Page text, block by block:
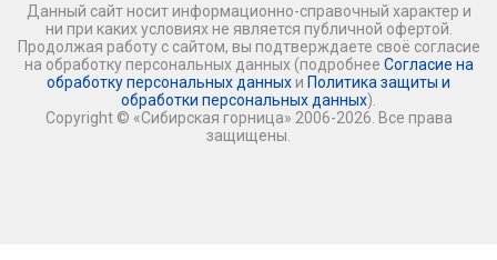
Данный сайт носит информационно-справочный характер и
ни при каких условиях не является публичной офертой.
Продолжая работу с сайтом, вы подтверждаете своё согласие
на обработку персональных данных (подробнее Согласие на
обработку персональных данных и Политика защиты и
обработки персональных данных).
Copyright © «Сибирская горница» 2006-2026. Все права
защищены.